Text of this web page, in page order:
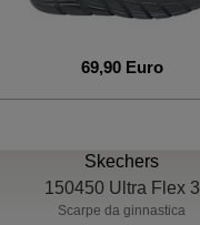
69,90 Euro
Skechers
150450 Ultra Flex 3
Scarpe da ginnastica